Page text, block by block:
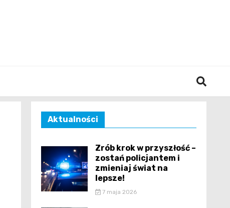
Aktualności
Zrób krok w przyszłość –
zostań policjantem i
zmieniaj świat na
lepsze!
7 maja 2026